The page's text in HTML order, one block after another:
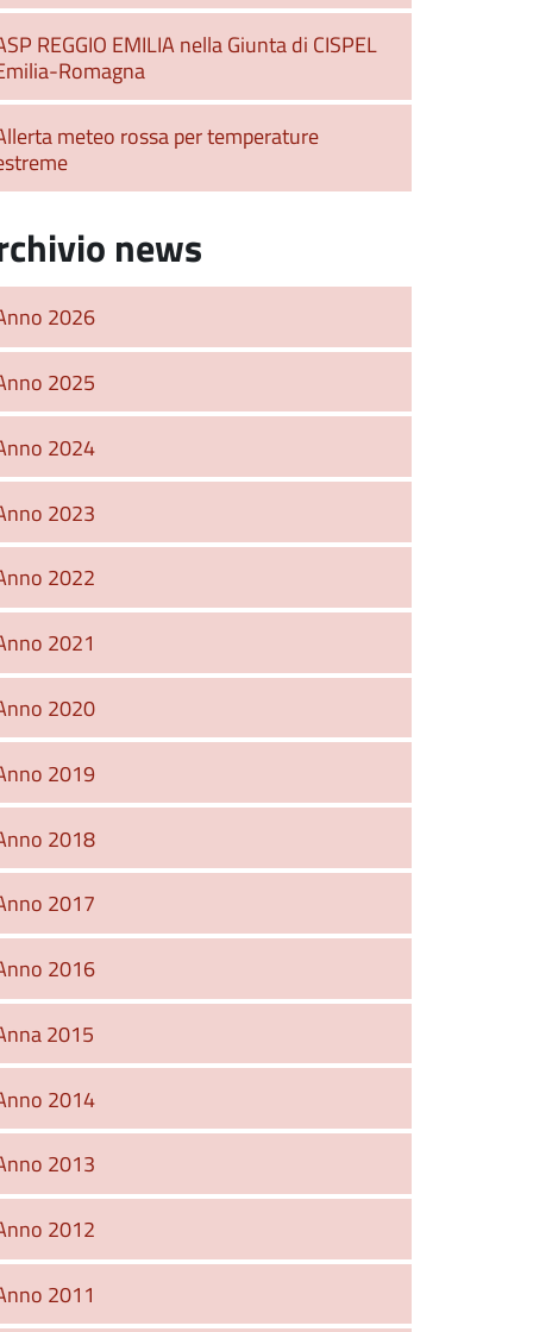
REGGIO EMILIA nella Giunta di CISPEL
Romagna
meteo rossa per temperature
news
2026
2025
2024
2023
2022
2021
2020
2019
2018
2017
2016
2015
2014
2013
2012
2011